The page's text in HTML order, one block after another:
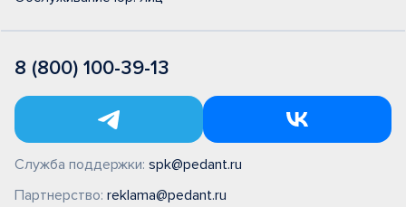
8 (800) 100-39-13
Служба поддержки: spk@pedant.ru
Партнерство: reklama@pedant.ru